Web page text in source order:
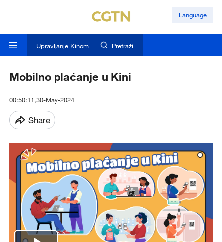
Language
Upravljanje Kinom Pretraži
Mobilno plaćanje u Kini
00:50:11,30-May-2024
Share